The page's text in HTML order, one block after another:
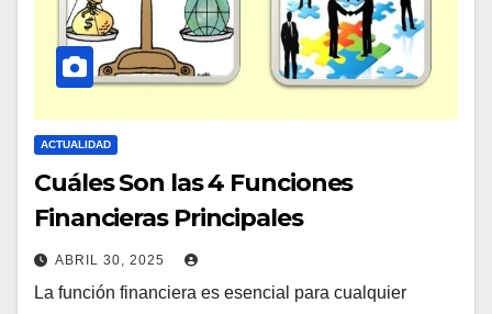
ACTUALIDAD
Cuáles Son las 4 Funciones
Financieras Principales
ABRIL 30, 2025
La función financiera es esencial para cualquier